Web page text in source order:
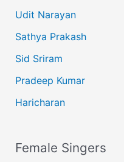
Udit Narayan
Sathya Prakash
Sid Sriram
Pradeep Kumar
Haricharan
Female Singers